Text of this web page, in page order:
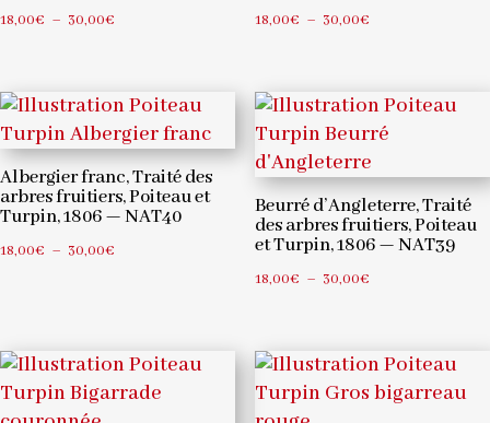
18,00€ – 30,00€
18,00€
à
30,00€
18,00€ – 30,00€Plage
18,00€
à
30,00€
Albergier franc, Traité des
arbres fruitiers, Poiteau et
Turpin, 1806 — NAT40
18,00€ – 30,00€
à
30,00€
Beurré d’Angleterre, Traité
des arbres fruitiers, Poiteau
et Turpin, 1806 — NAT39
18,00€ – 30,00€Plage
18,00€
à